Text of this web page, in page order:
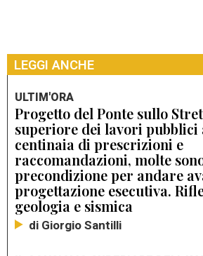
LEGGI ANCHE
ULTIM'ORA
Progetto del Ponte sullo
superiore dei lavori pubblici
centinaia di prescrizioni e
raccomandazioni, molte
precondizione per andare
progettazione esecutiva.
geologia e sismica
di Giorgio Santilli